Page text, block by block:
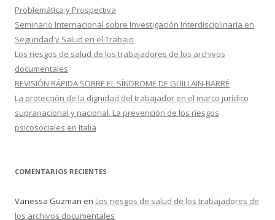
:Problemática y Prospectiva
Seminario Internacional sobre Investigación Interdisciplinaria en
Seguridad y Salud en el Trabajo
Los riesgos de salud de los trabajadores de los archivos
documentales
REVISIÓN RÁPIDA SOBRE EL SÍNDROME DE GUILLAIN-BARRÉ
La protección de la dignidad del trabajador en el marco jurídico
supranacional y nacional. La prevención de los riesgos
psicosociales en Italia
COMENTARIOS RECIENTES
Vanessa Guzman en Los riesgos de salud de los trabajadores de
los archivos documentales